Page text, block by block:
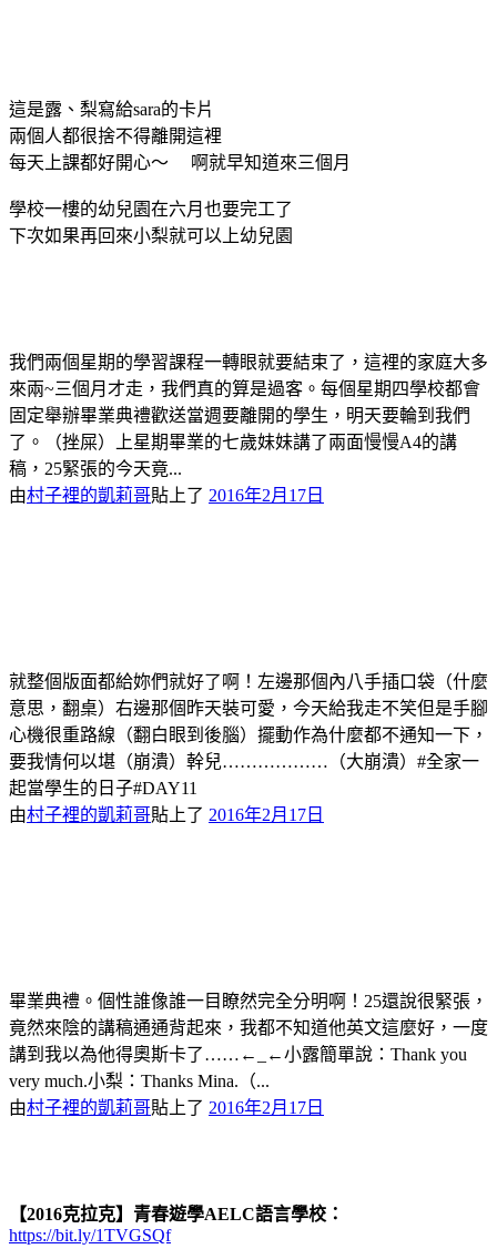
這是露、梨寫給sara的卡片
兩個人都很捨不得離開這裡
每天上課都好開心～ 啊就早知道來三個月
學校一樓的幼兒園在六月也要完工了
下次如果再回來小梨就可以上幼兒園
我們兩個星期的學習課程一轉眼就要結束了，這裡的家庭大多
來兩~三個月才走，我們真的算是過客。每個星期四學校都會
固定舉辦畢業典禮歡送當週要離開的學生，明天要輪到我們
了。（挫屎）上星期畢業的七歲妹妹講了兩面慢慢A4的講
稿，25緊張的今天竟...
由村子裡的凱莉哥貼上了 2016年2月17日
就整個版面都給妳們就好了啊！左邊那個內八手插口袋（什麼
意思，翻桌）右邊那個昨天裝可愛，今天給我走不笑但是手腳
心機很重路線（翻白眼到後腦）擺動作為什麼都不通知一下，
要我情何以堪（崩潰）幹兒………………（大崩潰）#全家一
起當學生的日子#DAY11
由村子裡的凱莉哥貼上了 2016年2月17日
畢業典禮。個性誰像誰一目瞭然完全分明啊！25還說很緊張，
竟然來陰的講稿通通背起來，我都不知道他英文這麼好，一度
講到我以為他得奧斯卡了……←_←小露簡單說：Thank you
very much.小梨：Thanks Mina.（...
由村子裡的凱莉哥貼上了 2016年2月17日
【2016克拉克】青春遊學AELC語言學校：
https://bit.ly/1TVGSQf